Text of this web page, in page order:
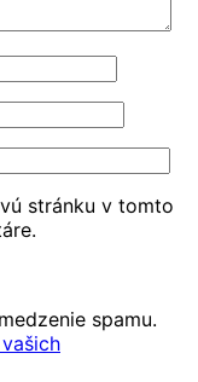
stránku v tomto
spamu.